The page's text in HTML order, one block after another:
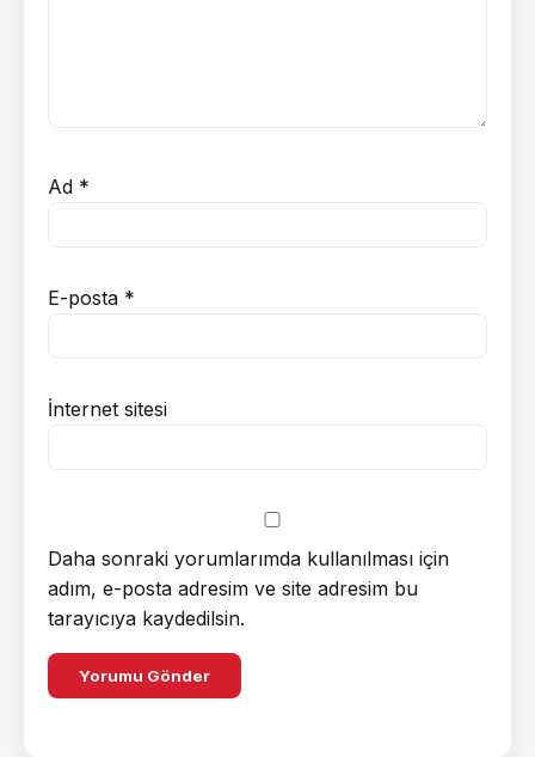
Ad *
E-posta *
İnternet sitesi
Daha sonraki yorumlarımda kullanılması için
adım, e-posta adresim ve site adresim bu
tarayıcıya kaydedilsin.